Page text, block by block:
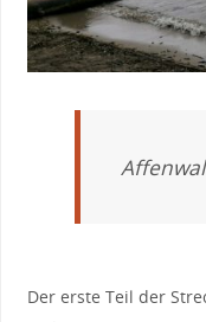
Der erste Teil der